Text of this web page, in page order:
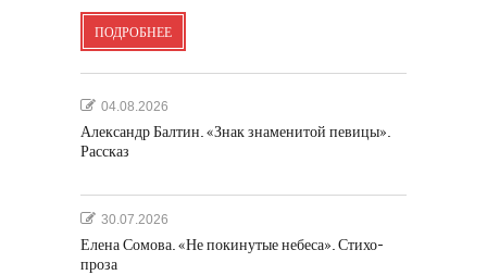
ПОДРОБНЕЕ
04.08.2026
Александр Балтин. «Знак знаменитой певицы».
Рассказ
30.07.2026
Елена Сомова. «Не покинутые небеса». Стихо-
проза